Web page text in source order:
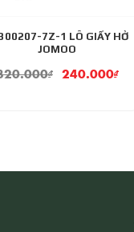
7Z-1 LÔ GIẤY HỞ
JOMOO
₫ 240.000₫